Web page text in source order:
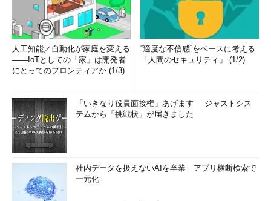
人工知能／自動化が家庭を変える
――IoTとしての「家」は開発者
にとってのフロンティアか (1/3)
“適度な不信感”をベースに考える
「人間のセキュリティ」 (1/2)
「いきなり役員面接権」あげます──ジャストシス
テムから「挑戦状」が届きました
社内データを扱えないAIを卒業 アプリ横断検索で
一元化